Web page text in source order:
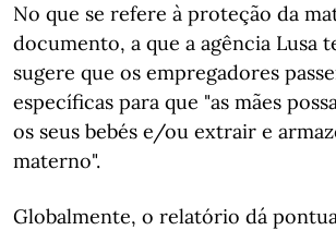
No que se refere à proteção da
documento, a que a agência Lusa
sugere que os empregadores
específicas para que "as mães
os seus bebés e/ou extrair e
materno".
Globalmente, o relatório dá